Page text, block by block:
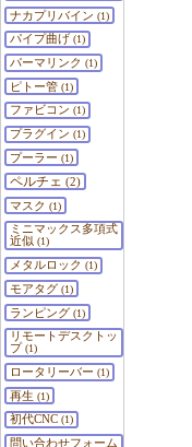
ナカプリバイン (1)
パイプ曲げ(1)
パーマリンク (1)
ピトー管(1)
ファビコン (1)
プラグイン (1)
プーラー (1)
ペルチェ (2)
マスク (1)
ミニマックス多項式
近似(1)
メタルロック (1)
モアタグ(1)
ランピング(1)
リモートデスクトッ
プ(1)
ロータリーバー (1)
再生 (1)
初代CNC(1)
問い合わせフォーム